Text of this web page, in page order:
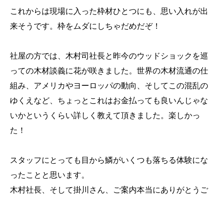
これからは現場に入った枠材ひとつにも、思い入れが出
来そうです。枠をムダにしちゃだめだぞ！
社屋の方では、木村司社長と昨今のウッドショックを巡
っての木材談義に花が咲きました。世界の木材流通の仕
組み、アメリカやヨーロッパの動向、そしてこの混乱の
ゆくえなど、ちょっとこれはお金払っても良いんじゃな
いかというくらい詳しく教えて頂きました。楽しかっ
た！
スタッフにとっても目から鱗がいくつも落ちる体験にな
ったことと思います。
木村社長、そして掛川さん、ご案内本当にありがとうご